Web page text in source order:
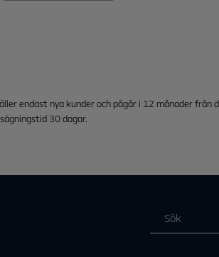
endast nya kunder och pågår i 12 månader
30 dagar.